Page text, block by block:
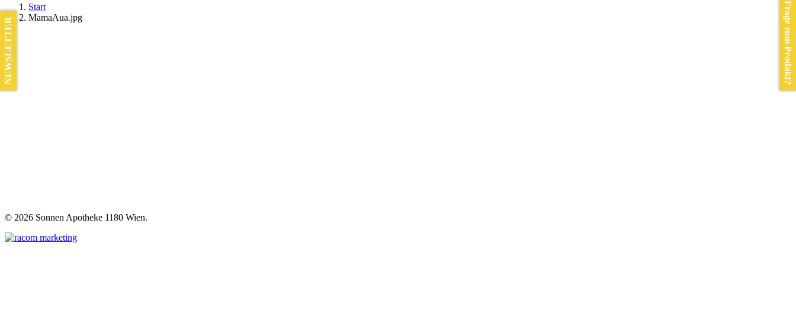
Start
MamaAua.jpg
© 2026 Sonnen Apotheke 1180 Wien.
Frage zum Produkt?
NEWSLETTER